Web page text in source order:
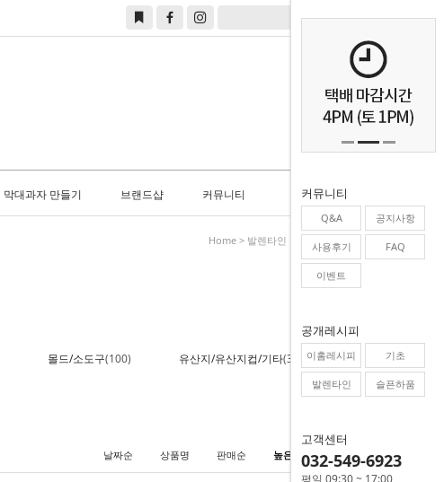
막대과자 만들기 브랜드샵 커뮤니티 커뮤니티
Q&A 공지사항
사용후기 FAQ
이벤트
공개레시피
이홈레시피 기초
발렌타인 슬픈하품
고객센터
032-549-6923
평일 09:30 ~ 17:00
Home > 발렌타인 만들기 > 만들기키트
몰드/소도구(100) 유산지/유산지컵/기타(35)
날짜순 상품명 판매순 높은가격 낮은가격